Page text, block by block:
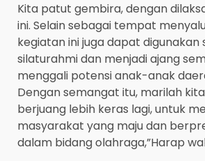
Kita patut gembira, dengan
ini. Selain sebagai tempat
kegiatan ini juga dapat digunakan
silaturahmi dan menjadi ajang
menggali potensi anak-anak
Dengan semangat itu, marilah
berjuang lebih keras lagi, untuk
masyarakat yang maju dan
dalam bidang olahraga,”Harap